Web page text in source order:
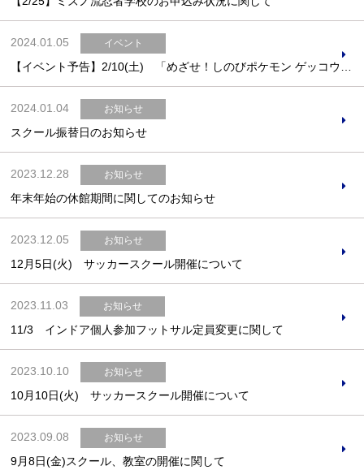
2024.01.05 イベント
2024.01.04 お知らせ
スクール振替日のお知らせ
2023.12.28 お知らせ
年末年始の休館期間に関してのお知らせ
2023.12.05 お知らせ
12月5日(火) サッカースクール開催について
2023.11.03 お知らせ
11/3 インドア個人参加フットサル定員変更に関して
2023.10.10 お知らせ
10月10日(火) サッカースクール開催について
2023.09.08 お知らせ
9月8日(金)スクール、教室の開催に関して